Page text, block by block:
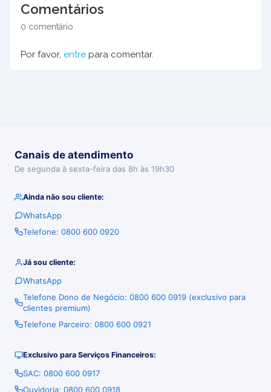
Comentários
0 comentário
Por favor, entre para comentar.
Canais de atendimento
De segunda à sexta-feira das 8h às 19h30
Ainda não sou cliente:
WhatsApp
Telefone: 0800 600 0920
Já sou cliente:
WhatsApp
Telefone Dono de Negócio: 0800 600 0919 (exclusivo para
clientes premium)
Telefone Parceiro: 0800 600 0921
Exclusivo para Serviços Financeiros:
SAC: 0800 600 0917
Ouvidoria: 0800 600 0918